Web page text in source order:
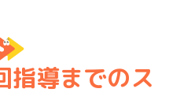
指導までのス